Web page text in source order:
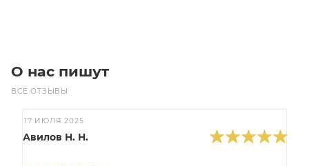
О нас пишут
ВСЕ ОТЗЫВЫ
17 ИЮЛЯ 2025
Авилов Н. Н.